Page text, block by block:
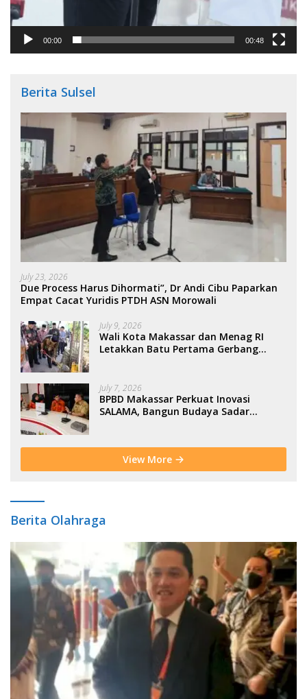
00:00 00:48
Berita Sulsel
July 23, 2026
Due Process Harus Dihormati”, Dr Andi Cibu Paparkan
Empat Cacat Yuridis PTDH ASN Morowali
July 9, 2026
Wali Kota Makassar dan Menag RI
Letakkan Batu Pertama Gerbang
July 7, 2026
BPBD Makassar Perkuat Inovasi
SALAMA, Bangun Budaya Sadar
View More
Berita Olahraga